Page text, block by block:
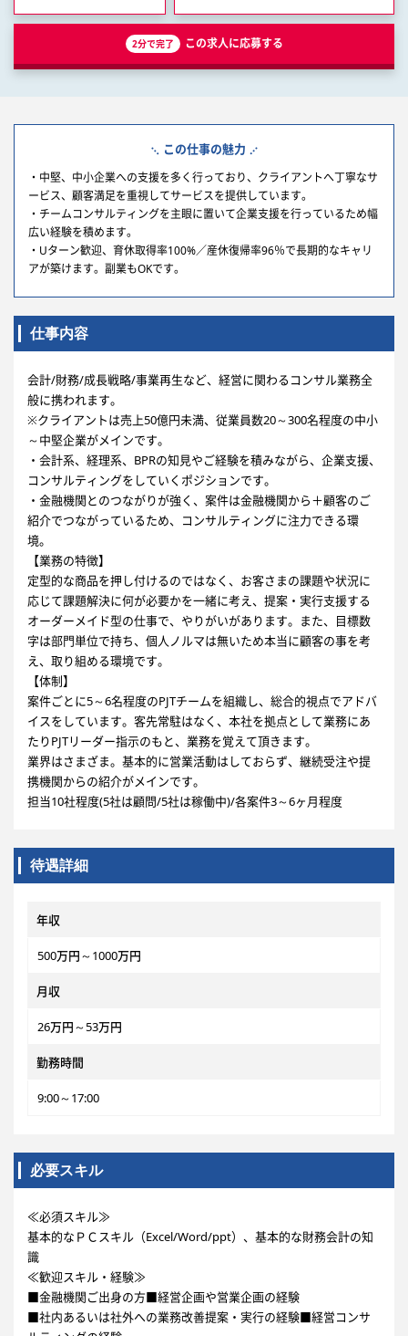
2分で完了 この求人に応募する
この仕事の魅力
・中堅、中小企業への支援を多く行っており、クライアントへ丁寧なサ
ービス、顧客満足を重視してサービスを提供しています。
・チームコンサルティングを主眼に置いて企業支援を行っているため幅
広い経験を積めます。
・Uターン歓迎、育休取得率100%／産休復帰率96％で長期的なキャリ
アが築けます。副業もOKです。
仕事内容
会計/財務/成長戦略/事業再生など、経営に関わるコンサル業務全
般に携われます。
※クライアントは売上50億円未満、従業員数20～300名程度の中小
～中堅企業がメインです。
・会計系、経理系、BPRの知見やご経験を積みながら、企業支援、
コンサルティングをしていくポジションです。
・金融機関とのつながりが強く、案件は金融機関から＋顧客のご
紹介でつながっているため、コンサルティングに注力できる環
境。
【業務の特徴】
定型的な商品を押し付けるのではなく、お客さまの課題や状況に
応じて課題解決に何が必要かを一緒に考え、提案・実行支援する
オーダーメイド型の仕事で、やりがいがあります。また、目標数
字は部門単位で持ち、個人ノルマは無いため本当に顧客の事を考
え、取り組める環境です。
【体制】
案件ごとに5～6名程度のPJTチームを組織し、総合的視点でアドバ
イスをしています。客先常駐はなく、本社を拠点として業務にあ
たりPJTリーダー指示のもと、業務を覚えて頂きます。
業界はさまざま。基本的に営業活動はしておらず、継続受注や提
携機関からの紹介がメインです。
担当10社程度(5社は顧問/5社は稼働中)/各案件3～6ヶ月程度
待遇詳細
年収
500万円～1000万円
月収
26万円～53万円
勤務時間
9:00～17:00
必要スキル
≪必須スキル≫
基本的なＰＣスキル（Excel/Word/ppt）、基本的な財務会計の知
識
≪歓迎スキル・経験≫
■金融機関ご出身の方■経営企画や営業企画の経験
■社内あるいは社外への業務改善提案・実行の経験■経営コンサ